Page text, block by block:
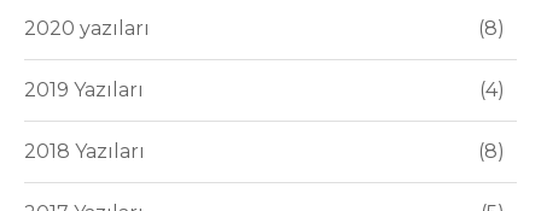
2020 yazıları 8
2019 Yazıları 4
2018 Yazıları 8